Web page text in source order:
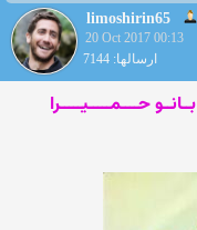
limoshirin65
20 Oct 2017 00:13
ارسالها: 7144
بــانــو حــــمـــــیـــــرا